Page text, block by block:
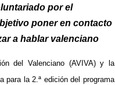
por el
poner en contacto
a hablar valenciano
del Valenciano (AVIVA) y la
para la 2.ª edición del programa